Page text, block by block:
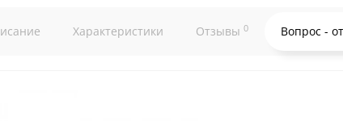
Характеристики Отзывы 0 Вопрос -